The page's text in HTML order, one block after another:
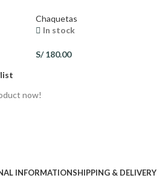
Chaquetas
In stock
S/180.00
now!
INFORMATIONSHIPPING & DELIVERY